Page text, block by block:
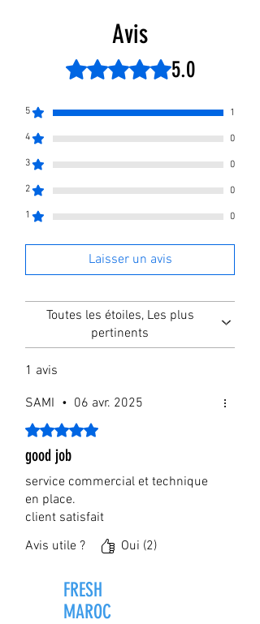
Avis
Noté 5 sur 5. 5.0
5 1
4 0
3 0
2 0
1 0
Laisser un avis
Toutes les étoiles, Les plus
pertinents
1 avis
SAMI • 06 avr. 2025
Noté 5 sur 5.
good job
service commercial et technique
en place.
client satisfait
Avis utile ?
Oui (2)
FRESH
MAROC